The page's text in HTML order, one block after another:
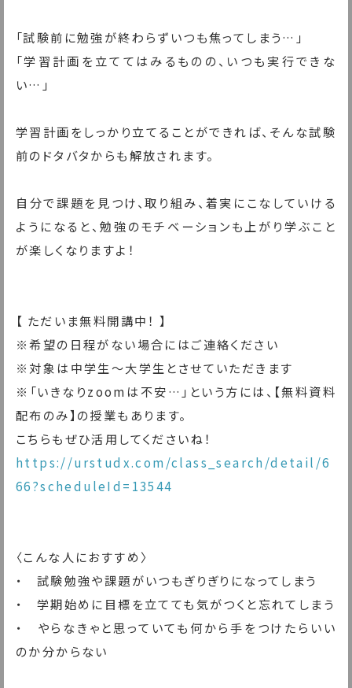
「試験前に勉強が終わらずいつも焦ってしまう…」
「学習計画を立ててはみるものの、いつも実行できな
い…」
学習計画をしっかり立てることができれば、そんな試験
前のドタバタからも解放されます。
自分で課題を見つけ、取り組み、着実にこなしていける
ようになると、勉強のモチベーションも上がり学ぶこと
が楽しくなりますよ！
【 ただいま無料開講中！ 】
※希望の日程がない場合にはご連絡ください
※対象は中学生〜大学生とさせていただきます
※「いきなりzoomは不安…」という方には、【無料資料
配布のみ】の授業もあります。
こちらもぜひ活用してくださいね！
https://urstudx.com/class_search/detail/6
66?scheduleId=13544
〈こんな人におすすめ〉
・　試験勉強や課題がいつもぎりぎりになってしまう
・　学期始めに目標を立てても気がつくと忘れてしまう
・　やらなきゃと思っていても何から手をつけたらいい
のか分からない